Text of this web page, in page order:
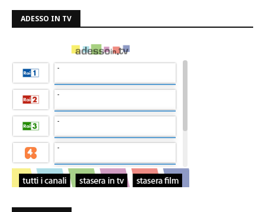
ADESSO IN TV